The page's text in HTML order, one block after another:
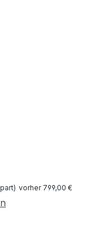
vorher 799,00 €